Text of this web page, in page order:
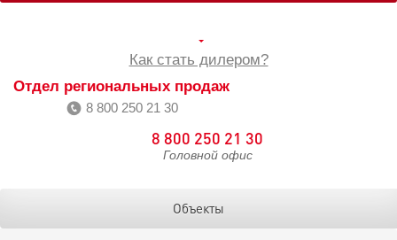
Как стать дилером?
Отдел региональных продаж
8 800 250 21 30
8 800 250 21 30
Головной офис
Объекты